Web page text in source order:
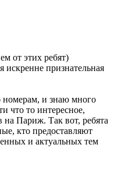
от этих ребят)
искренне признательная
номерам, и знаю много
что то интересное,
на Париж. Так вот, ребята
кто предоставляют
и актуальных тем